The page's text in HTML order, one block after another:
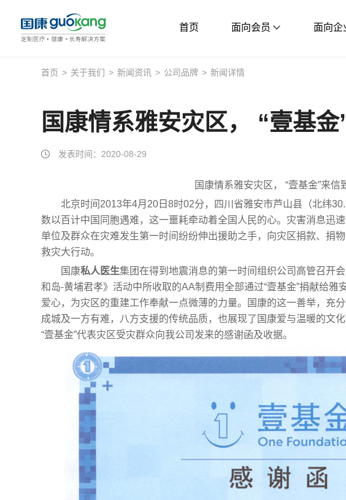
首页 面向会员 面向企
面向企业
首页 > 关于我们 > 新闻资讯 > 公司品牌 > 新闻详情
国康情系雅安灾区， “壹基
发表时间：2020-08-29
国康情系雅安灾区， “壹基金”来信
北京时间2013年4月20日8时02分，四川省雅安市芦山县（北纬
数以百计中国同胞遇难，这一噩耗牵动着全国人民的心。灾害消息迅
单位及群众在灾难发生第一时间纷纷伸出援助之手，向灾区捐款、捐
救灾大行动。
国康私人医生集团在得到地震消息的第一时间组织公司高管召开
和岛-黄埔君孝》活动中所收取的AA制费用全部通过“壹基金”捐献给雅
爱心，为灾区的重建工作奉献一点微薄的力量。国康的这一善举，充
成城及一方有难，八方支援的传统品质，也展现了国康爱与温暖的文
“壹基金”代表灾区受灾群众向我公司发来的感谢函及收据。